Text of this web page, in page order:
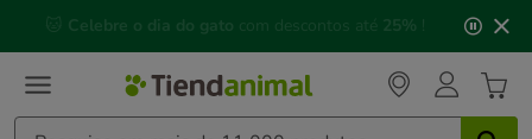
3,
mensagem,